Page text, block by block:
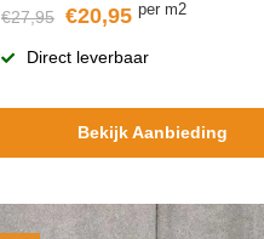
€27,95 €20,95 per m2
Direct leverbaar
Bekijk Aanbieding